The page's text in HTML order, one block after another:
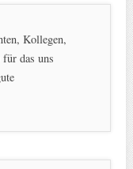
Kollegen,
das uns